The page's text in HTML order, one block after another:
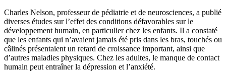
Charles Nelson, professeur de pédiatrie et de neurosciences, a publié
diverses études sur l’effet des conditions défavorables sur le
développement humain, en particulier chez les enfants. Il a constaté
que les enfants qui n’avaient jamais été pris dans les bras, touchés ou
câlinés présentaient un retard de croissance important, ainsi que
d’autres maladies physiques. Chez les adultes, le manque de contact
humain peut entraîner la dépression et l’anxiété.